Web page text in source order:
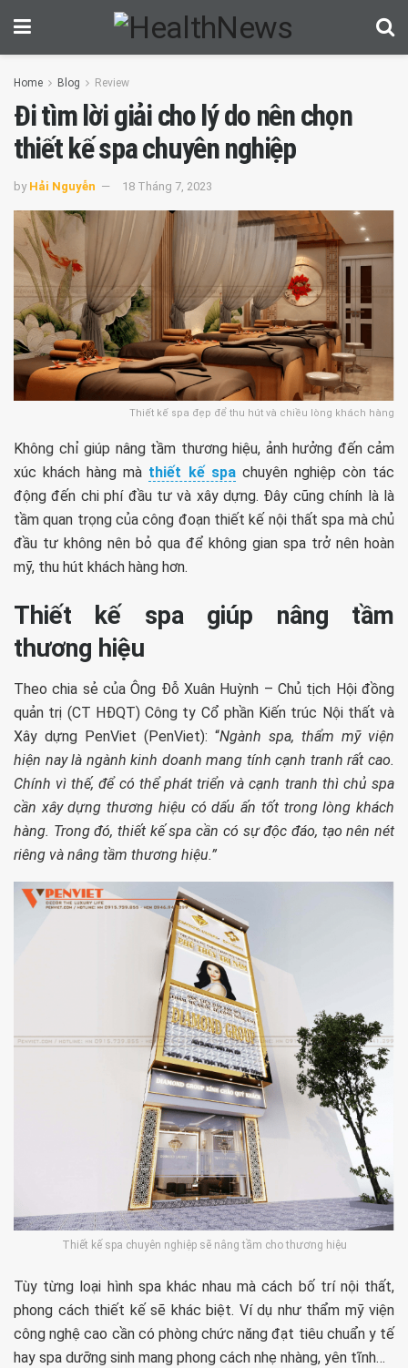
Home Blog Review
Đi tìm lời giải cho lý do nên chọn
thiết kế spa chuyên nghiệp
by Hải Nguyễn 18 Tháng 7, 2023
Thiết kế spa đẹp để thu hút và chiều lòng khách hàng
Không chỉ giúp nâng tầm thương hiệu, ảnh hưởng đến cảm
xúc khách hàng mà thiết kế spachuyên nghiệp còn tác
động đến chi phí đầu tư và xây dựng. Đây cũng chính là là
tầm quan trọng của công đoạn thiết kế nội thất spa mà chủ
đầu tư không nên bỏ qua để không gian spa trở nên hoàn
mỹ, thu hút khách hàng hơn.
Thiết kế spa giúp nâng tầm
thương hiệu
Theo chia sẻ của Ông Đỗ Xuân Huỳnh – Chủ tịch Hội đồng
quản trị (CT HĐQT) Công ty Cổ phần Kiến trúc Nội thất và
Xây dựng PenViet (PenViet): “Ngành spa, thẩm mỹ viện
hiện nay là ngành kinh doanh mang tính cạnh tranh rất cao.
Chính vì thế, để có thể phát triển và cạnh tranh thì chủ spa
cần xây dựng thương hiệu có dấu ấn tốt trong lòng khách
hàng. Trong đó, thiết kế spa cần có sự độc đáo, tạo nên nét
riêng và nâng tầm thương hiệu.”
Thiết kế spa chuyên nghiệp sẽ nâng tầm cho thương hiệu
Tùy từng loại hình spa khác nhau mà cách bố trí nội thất,
phong cách thiết kế sẽ khác biệt. Ví dụ như thẩm mỹ viện
công nghệ cao cần có phòng chức năng đạt tiêu chuẩn y tế
hay spa dưỡng sinh mang phong cách nhẹ nhàng, yên tĩnh…